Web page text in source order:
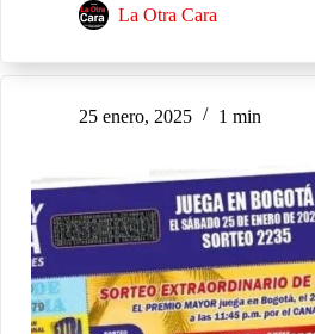
La Otra Cara
25 enero, 2025 1 min